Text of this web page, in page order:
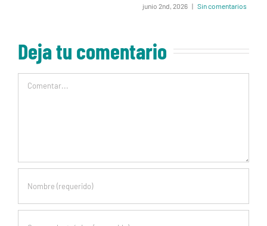
junio 2nd, 2026 | Sin comentarios
Deja tu comentario
Comentar